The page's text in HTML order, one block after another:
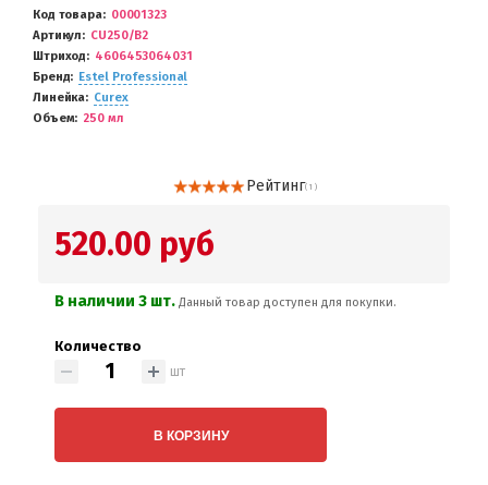
Код товара
00001323
Артикул
CU250/B2
Штриход
4606453064031
Бренд
Estel Professional
Линейка
Curex
Объем
250 мл
Рейтинг( 1 )
520.00 руб
В наличии 3 шт. Данный товар доступен для покупки.
Количество
шт
В КОРЗИНУ